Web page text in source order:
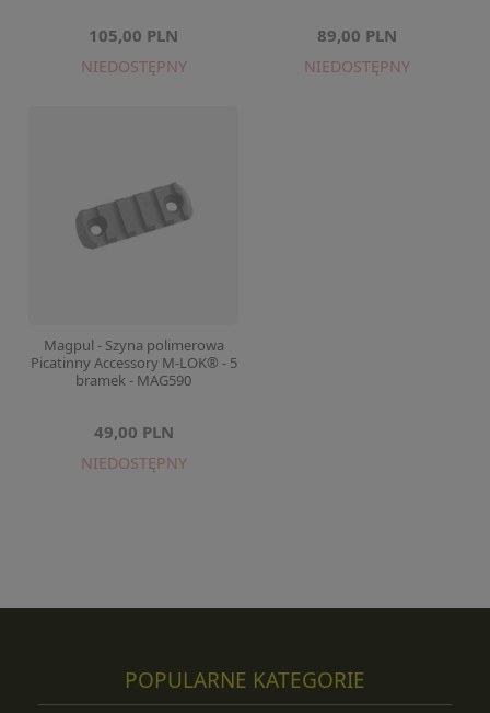
105,00 PLN
NIEDOSTĘPNY
89,00 PLN
NIEDOSTĘPNY
Magpul - Szyna polimerowa
Picatinny Accessory M-LOK® - 5
bramek - MAG590
49,00 PLN
NIEDOSTĘPNY
POPULARNE KATEGORIE